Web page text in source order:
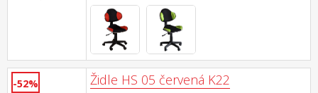
-52% Židle HS 05 červená K22